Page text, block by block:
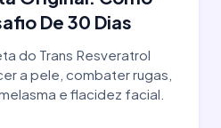
De 30 Dias
do Trans Resveratrol
a pele, combater rugas,
e flacidez facial.